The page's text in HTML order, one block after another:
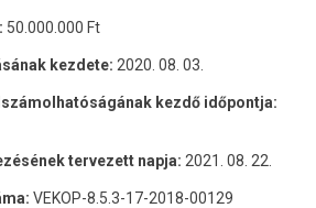
50.000.000 Ft
kezdete: 2020. 08. 03.
kezdő időpontja:
tervezett napja: 2021. 08. 22.
VEKOP-8.5.3-17-2018-00129